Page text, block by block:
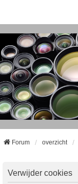
Forum overzicht
Verwijder cookies